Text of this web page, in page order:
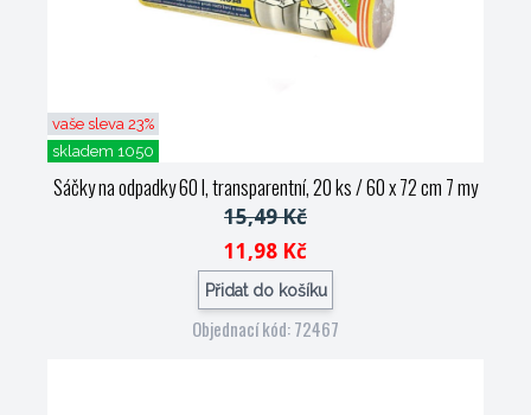
vaše sleva 23%
skladem 1050
Sáčky na odpadky 60 l, transparentní, 20 ks / 60 x 72 cm 7 my
15,49 Kč
11,98 Kč
Přidat do košíku
Objednací kód: 72467